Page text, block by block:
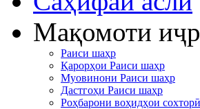
Мақомоти
Раиси шаҳр
Қарорҳои Раиси шаҳр
Муовинони Раиси шаҳр
Дастгоҳи Раиси шаҳр
Роҳбарони воҳидҳои сохторӣ